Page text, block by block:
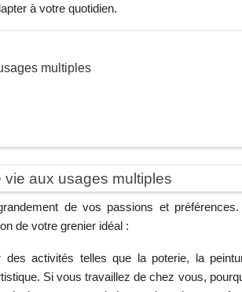
à votre quotidien.
multiples
aux usages multiples
de vos passions et
de votre grenier idéal :
activités telles que la poterie, la
Si vous travaillez de chez vous,